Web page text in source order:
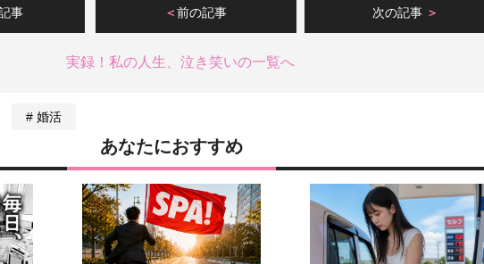
事 前の記事 次の記事
実録！私の人生、泣き笑いの一覧へ
婚活
あなたにおすすめ